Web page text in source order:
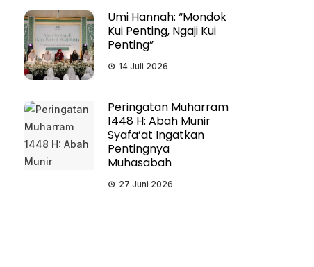
Umi Hannah: “Mondok
Kui Penting, Ngaji Kui
Penting”
14 Juli 2026
Peringatan Muharram
1448 H: Abah Munir
Syafa’at Ingatkan
Pentingnya
Muhasabah
27 Juni 2026